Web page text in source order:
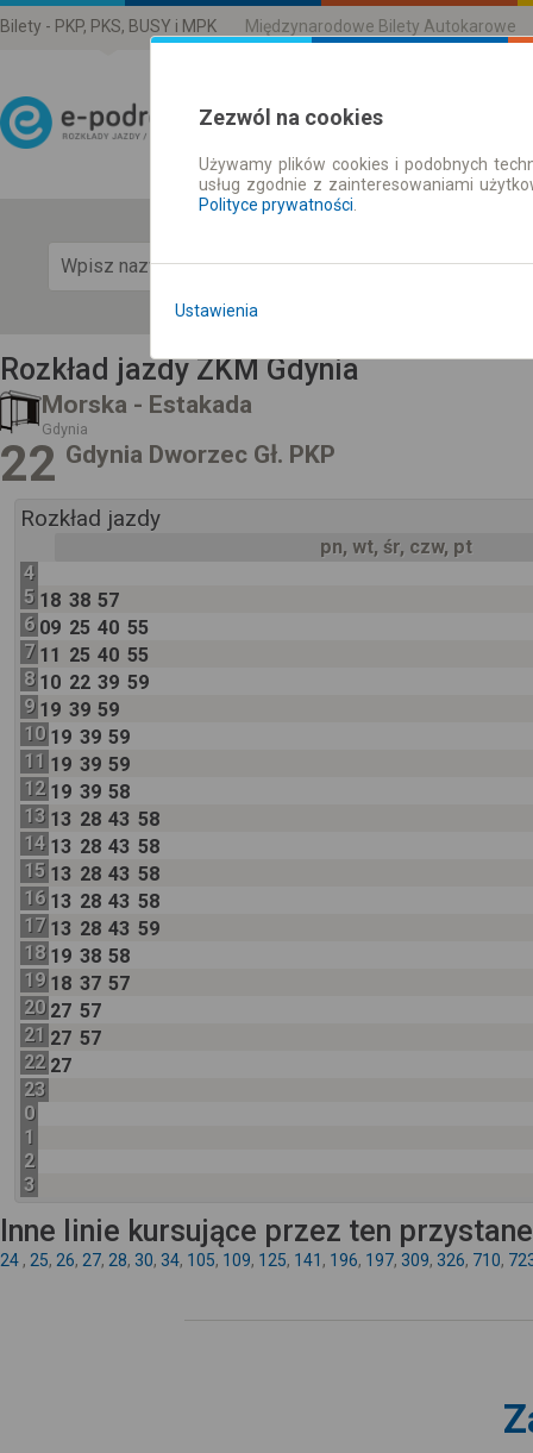
Bilety - PKP, PKS, BUSY i MPK Międzynarodowe Bilety Autokarowe
Rozkład Jazdy | Bilety
Rozkład jazdy ZKM Gdynia
Morska - Estakada
Gdynia
22 Gdynia Dworzec Gł. PKP
Rozkład jazdy
pn, wt, śr, czw, pt
4
5 18 38 57
6 09 25 40 55
7 11 25 40 55
8 10 22 39 59
9 19 39 59
10 19 39 59
11 19 39 59
12 19 39 58
13 13 28 43 58
14 13 28 43 58
15 13 28 43 58
16 13 28 43 58
17 13 28 43 59
18 19 38 58
19 18 37 57
20 27 57
21 27 57
22 27
23
0
1
2
3
Inne linie kursujące przez ten
24 , 25, 26, 27, 28, 30, 34, 105, 109, 125, 141 , 196, 197, 309, 326, 710,
Zezwól na cookies
Używamy plików cookies i podobnych
usług zgodnie z zainteresowaniami
Polityce prywatności
Ustawienia